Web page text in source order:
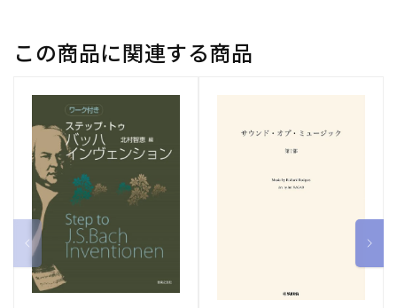
この商品に関連する商品